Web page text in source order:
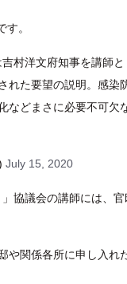
。
村洋文府知事を講師
れた要望の説明。感染
などまさに必要不可欠
July 15, 2020
協議会の講師には、
や関係各所に申し入れ